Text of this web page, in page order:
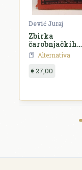
Dević Juraj
Zbirka
čarobnjačkih
vještina
Alternativa
€ 27,00